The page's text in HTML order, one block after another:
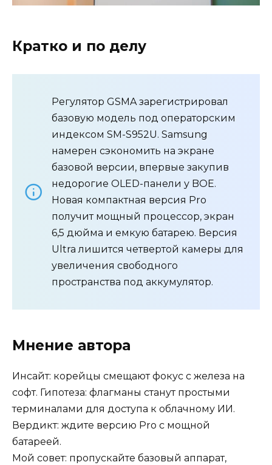
Кратко и по делу
Регулятор GSMA зарегистрировал
базовую модель под операторским
индексом SM-S952U. Samsung
намерен сэкономить на экране
базовой версии, впервые закупив
недорогие OLED-панели у BOE.
Новая компактная версия Pro
получит мощный процессор, экран
6,5 дюйма и емкую батарею. Версия
Ultra лишится четвертой камеры для
увеличения свободного
пространства под аккумулятор.
Мнение автора
Инсайт: корейцы смещают фокус с железа на
софт. Гипотеза: флагманы станут простыми
терминалами для доступа к облачному ИИ.
Вердикт: ждите версию Pro с мощной
батареей.
Мой совет: пропускайте базовый аппарат,